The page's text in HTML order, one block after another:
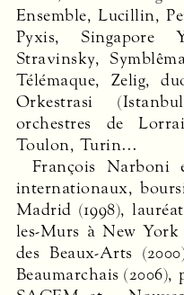
Ensemble, Lucillin,
Pyxis, Singapore
Stravinsky,
Télémaque, Zelig,
Orkestrasi
orchestres de
Toulon, Turin…
François
internationaux,
Madrid (1998),
les-Murs à New York
des Beaux-Arts
Beaumarchais